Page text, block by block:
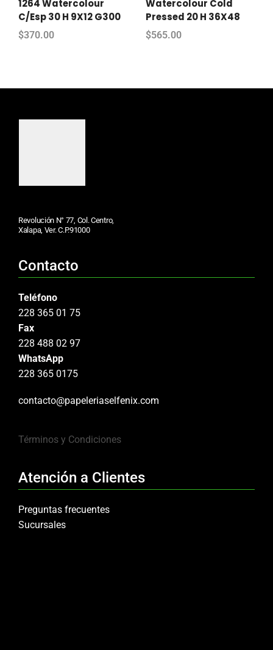
1264 Watercolour
C/Esp 30 H 9X12 G300
$370.00
Watercolour Cold
Pressed 20 H 36X48
$565.00
Revolución N° 77, Col. Centro,
Xalapa, Ver. C.P.91000
Contacto
Teléfono
228 365 01 75
Fax
228 488 02 97
WhatsApp
228 365 0175
contacto@papeleriaselfenix.com
Términos y Condiciones
Atención a Clientes
Preguntas frecuentes
Sucursales